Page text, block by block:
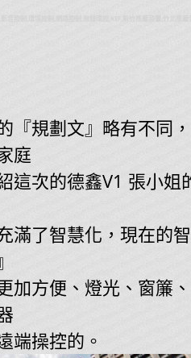
『規劃文』略有不同
庭
這次的德鑫V1 張小姐
滿了智慧化，現在的
加方便、燈光、窗簾
端操控的。